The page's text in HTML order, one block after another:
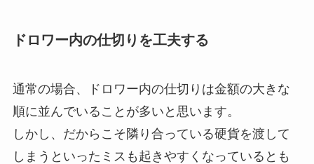
ドロワー内の仕切りを工夫する
通常の場合、ドロワー内の仕切りは金額の大きな
順に並んでいることが多いと思います。
しかし、だからこそ隣り合っている硬貨を渡して
しまうといったミスも起きやすくなっているとも